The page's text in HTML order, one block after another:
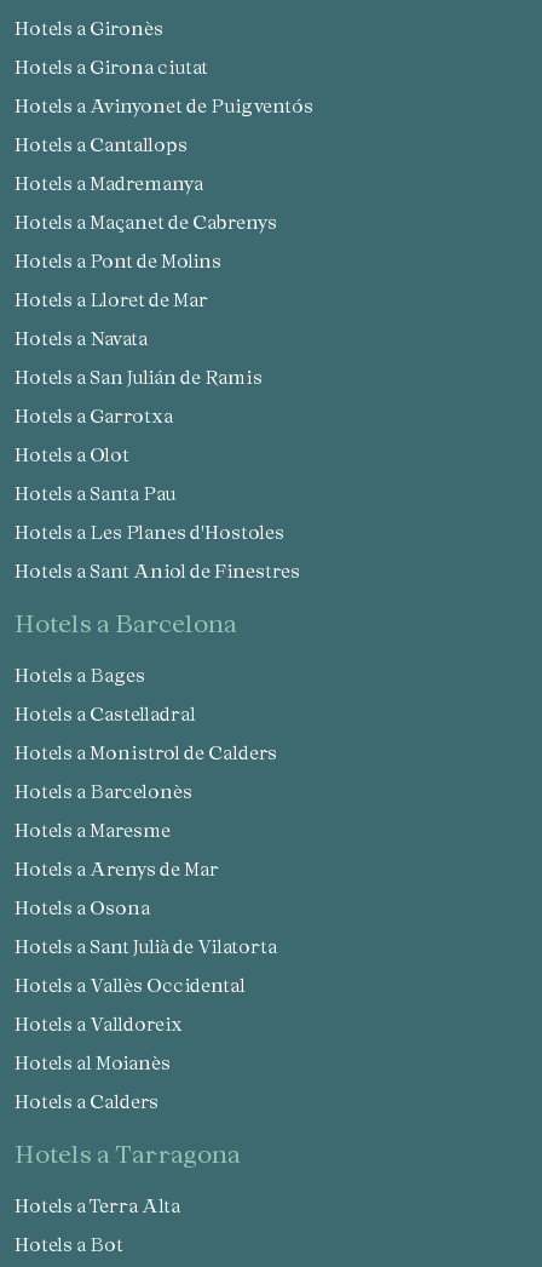
Hotels a Gironès
Hotels a Girona ciutat
Hotels a Avinyonet de Puigventós
Hotels a Cantallops
Hotels a Madremanya
Hotels a Maçanet de Cabrenys
Hotels a Pont de Molins
Hotels a Lloret de Mar
Hotels a Navata
Hotels a San Julián de Ramis
Hotels a Garrotxa
Hotels a Olot
Hotels a Santa Pau
Hotels a Les Planes d'Hostoles
Hotels a Sant Aniol de Finestres
hotels a Barcelona
Hotels a Bages
Hotels a Castelladral
Hotels a Monistrol de Calders
Hotels a Barcelonès
Hotels a Maresme
Hotels a Arenys de Mar
Hotels a Osona
Hotels a Sant Julià de Vilatorta
Hotels a Vallès Occidental
Hotels a Valldoreix
Hotels al Moianès
Hotels a Calders
hotels a Tarragona
Hotels a Terra Alta
Hotels a Bot